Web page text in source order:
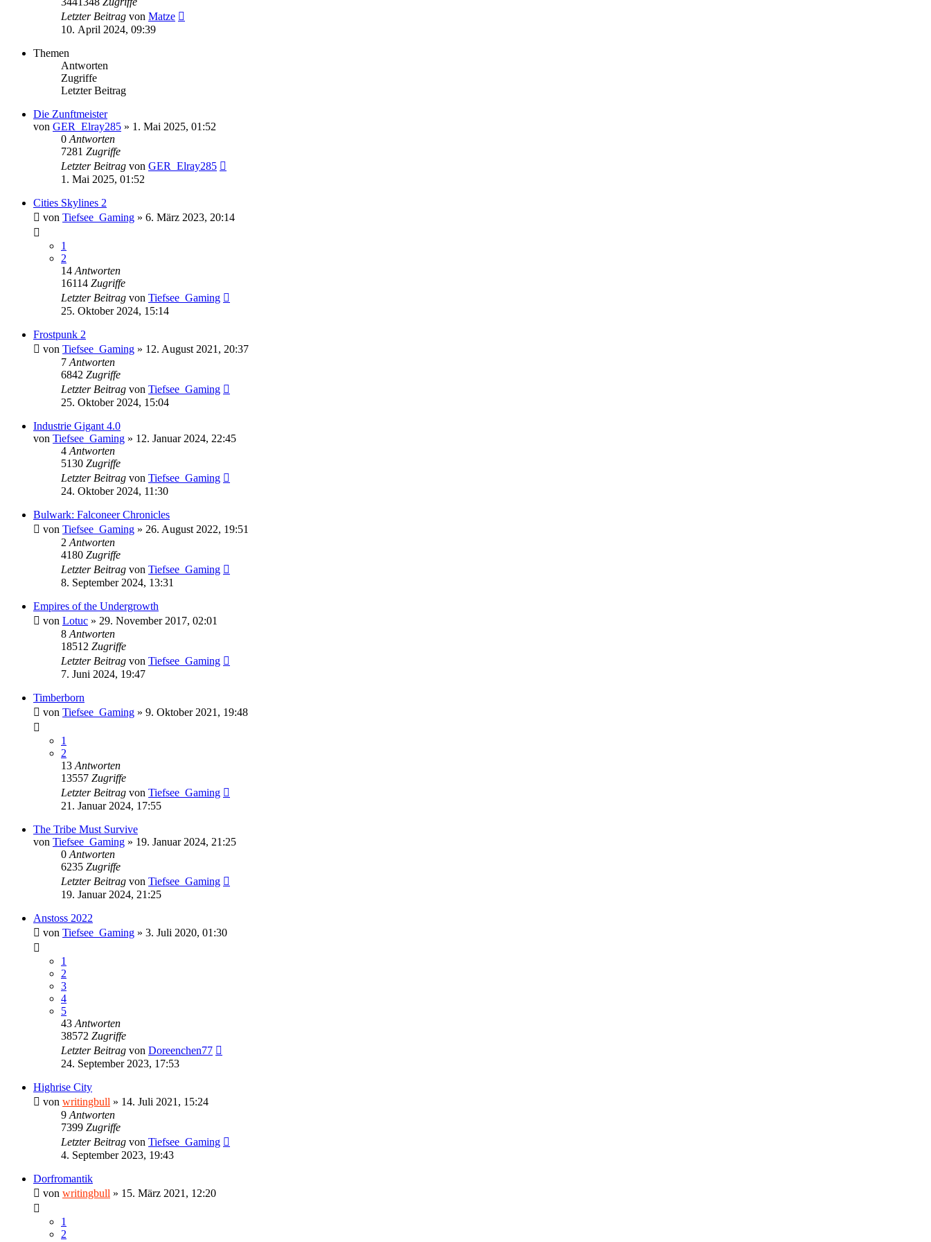
Letzter Beitrag von Matze
10. April 2024, 09:39
Themen
Antworten
Zugriffe
Letzter Beitrag
Die Zunftmeister
von GER_Elray285 » 1. Mai 2025, 01:52
0 Antworten
7281 Zugriffe
Letzter Beitrag von GER_Elray285
1. Mai 2025, 01:52
Cities Skylines 2
von Tiefsee_Gaming » 6. März 2023, 20:14
1
2
14 Antworten
16114 Zugriffe
Letzter Beitrag von Tiefsee_Gaming
25. Oktober 2024, 15:14
Frostpunk 2
von Tiefsee_Gaming » 12. August 2021, 20:37
7 Antworten
6842 Zugriffe
Letzter Beitrag von Tiefsee_Gaming
25. Oktober 2024, 15:04
Industrie Gigant 4.0
von Tiefsee_Gaming » 12. Januar 2024, 22:45
4 Antworten
5130 Zugriffe
Letzter Beitrag von Tiefsee_Gaming
24. Oktober 2024, 11:30
Bulwark: Falconeer Chronicles
von Tiefsee_Gaming » 26. August 2022, 19:51
2 Antworten
4180 Zugriffe
Letzter Beitrag von Tiefsee_Gaming
8. September 2024, 13:31
Empires of the Undergrowth
von Lotuc » 29. November 2017, 02:01
8 Antworten
18512 Zugriffe
Letzter Beitrag von Tiefsee_Gaming
7. Juni 2024, 19:47
Timberborn
von Tiefsee_Gaming » 9. Oktober 2021, 19:48
1
2
13 Antworten
13557 Zugriffe
Letzter Beitrag von Tiefsee_Gaming
21. Januar 2024, 17:55
The Tribe Must Survive
von Tiefsee_Gaming » 19. Januar 2024, 21:25
0 Antworten
6235 Zugriffe
Letzter Beitrag von Tiefsee_Gaming
19. Januar 2024, 21:25
Anstoss 2022
von Tiefsee_Gaming » 3. Juli 2020, 01:30
1
2
3
4
5
43 Antworten
38572 Zugriffe
Letzter Beitrag von Doreenchen77
24. September 2023, 17:53
Highrise City
von writingbull » 14. Juli 2021, 15:24
9 Antworten
7399 Zugriffe
Letzter Beitrag von Tiefsee_Gaming
4. September 2023, 19:43
Dorfromantik
von writingbull » 15. März 2021, 12:20
1
2